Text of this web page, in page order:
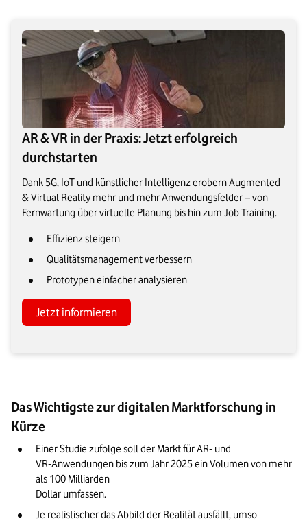
AR & VR in der Praxis: Jetzt erfolgreich
durchstarten
Dank 5G, IoT und künstlicher Intelligenz erobern Augmented
& Virtual Reality mehr und mehr Anwendungsfelder – von
Fernwartung über virtuelle Planung bis hin zum Job Training.
Effizienz steigern
Qualitätsmanagement verbessern
Prototypen einfacher analysieren
Jetzt informieren
Das Wichtigste zur digitalen Marktforschung in
Kürze
Einer Studie zufolge soll der Markt für AR- und
VR-Anwendungen bis zum Jahr 2025 ein Volumen von mehr
als 100 Milliarden
Dollar umfassen.
Je realistischer das Abbild der Realität ausfällt, umso